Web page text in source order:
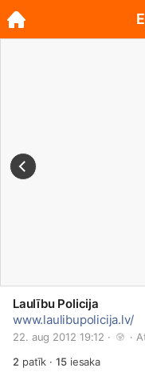
Laulību Policija
www.laulibupolicija.lv/
22. aug 2012 19:12 · ·
2 patīk ·15iesaka